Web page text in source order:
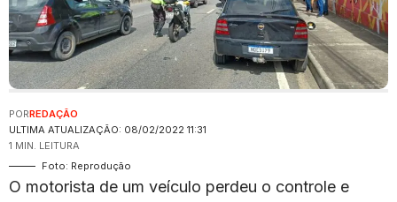
ULTIMA ATUALIZAÇÃO: 08/02/2022 11:31
PORREDAÇÃO
1 MIN. LEITURA
Foto: Reprodução
O motorista de um veículo perdeu o controle e